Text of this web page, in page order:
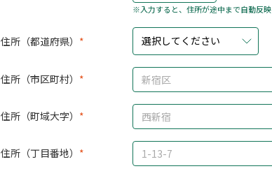
※入力すると、住所が途中まで自動反映
住所（都道府県） 選択してください
住所（市区町村）
住所（町域大字）
住所（丁目番地）